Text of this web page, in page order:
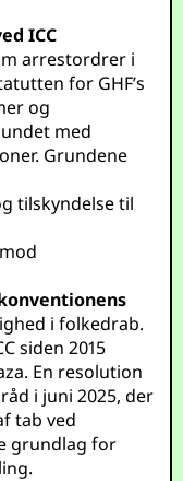
ICC
arrestordrer i
for GHF’s
og
med
Grundene
tilskyndelse til
i folkedrab.
siden 2015
En resolution
i juni 2025, der
tab ved
grundlag for